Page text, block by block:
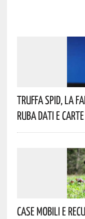
Truffa Spid, La
Ruba Dati E
Case Mobili E